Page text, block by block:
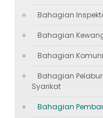
Bahagian
Bahagian
Bahagian
Bahagian
Syarikat
Bahagian